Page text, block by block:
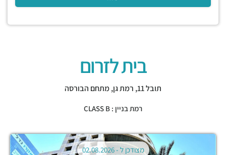
בית לזרום
תובל 11, רמת גן,מתחם הבורסה
רמת בניין : CLASS B
מצודכן ל -02.08.2026